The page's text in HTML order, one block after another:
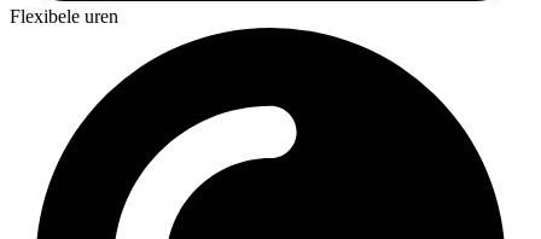
Flexibele uren